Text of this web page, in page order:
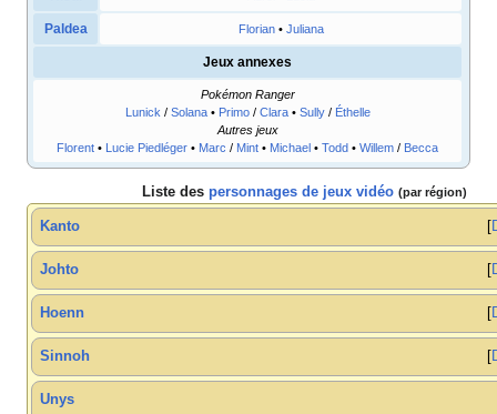
Paldea Florian• Juliana
Jeux annexes
Pokémon Ranger
Lunick / Solana• Primo/ Clara• Sully/ Éthelle
Autres jeux
Florent • Lucie Piedléger • Marc / Mint • Michael • Todd • Willem / Becca
Liste des personnages de jeux vidéo (par région)
Kanto
Johto
Hoenn
Sinnoh
Unys